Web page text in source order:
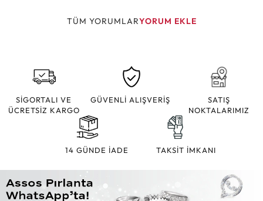
TÜM YORUMLARYORUM EKLE
SİGORTALI VE
ÜCRETSİZ KARGO
GÜVENLİ ALIŞVERİŞ
SATIŞ
NOKTALARIMIZ
14 GÜNDE İADE TAKSİT İMKANI